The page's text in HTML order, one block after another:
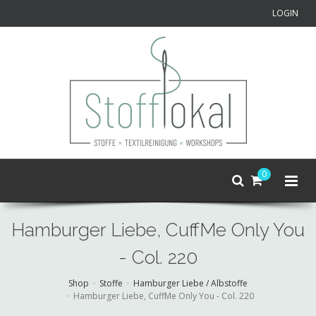
LOGIN
0
Hamburger Liebe, CuffMe Only You
- Col. 220
Shop Stoffe
Hamburger Liebe / Albstoffe
Hamburger Liebe, CuffMe Only You - Col. 220